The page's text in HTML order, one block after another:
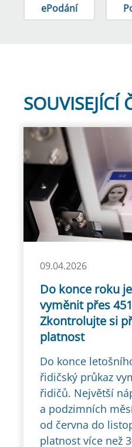
ePodání
SOUVISEJÍCÍ
09.04.2026
Do konce roku
vyměnit přes
Zkontrolujte si
platnost
Do konce
řidičský průkaz
řidičů. Největší
a podzimních
od června do
platnost více než